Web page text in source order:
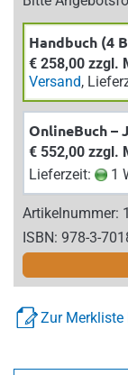
Handbuch (4
€ 258,00 zzgl.
Versand,
OnlineBuch –
€ 552,00 zzgl.
Lieferzeit:
1
Artikelnummer:
ISBN: 978-3-
Zur